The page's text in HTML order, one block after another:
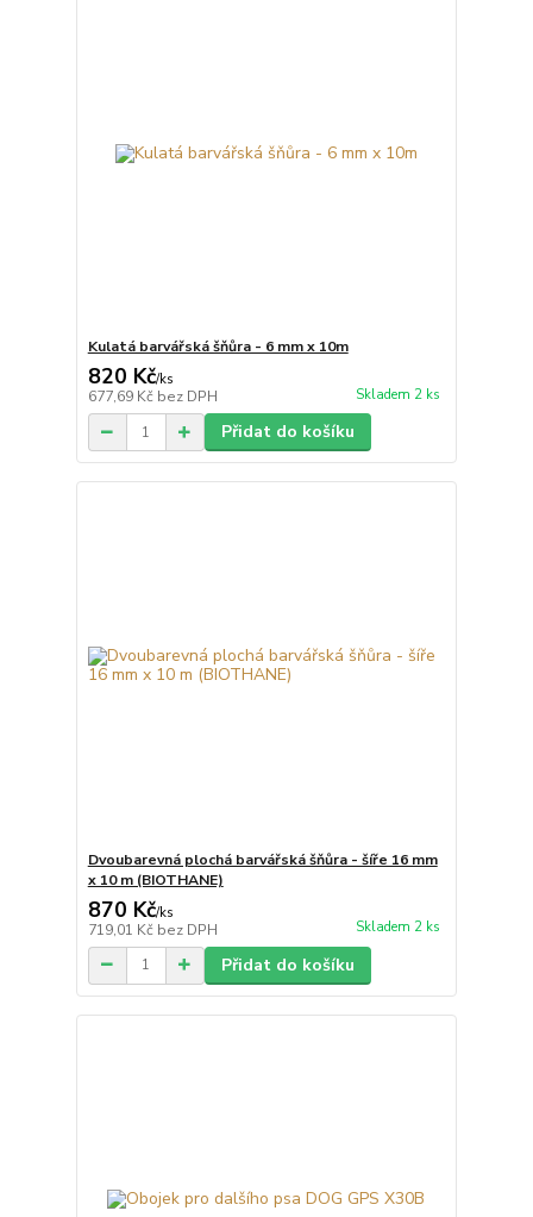
Kulatá barvářská šňůra - 6 mm x 10m
820 Kč/ks
677,69 Kč bez DPH Skladem 2 ks
Přidat do košíku
Dvoubarevná plochá barvářská šňůra - šíře 16 mm
x 10 m (BIOTHANE)
870 Kč/ks
719,01 Kč bez DPH Skladem 2 ks
Přidat do košíku